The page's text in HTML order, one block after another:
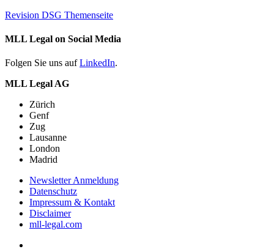
Revision DSG Themenseite
MLL Legal on Social Media
Folgen Sie uns aufLinkedIn.
MLL Legal AG
Zürich
Genf
Zug
Lausanne
London
Madrid
Newsletter Anmeldung
Datenschutz
Impressum & Kontakt
Disclaimer
mll-legal.com